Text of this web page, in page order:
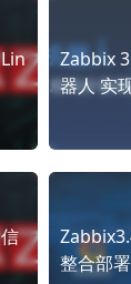
Zabbix
器人 实
整合部署